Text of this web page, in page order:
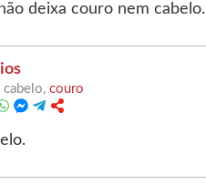
deixa couro nem cabelo.
cabelo,couro